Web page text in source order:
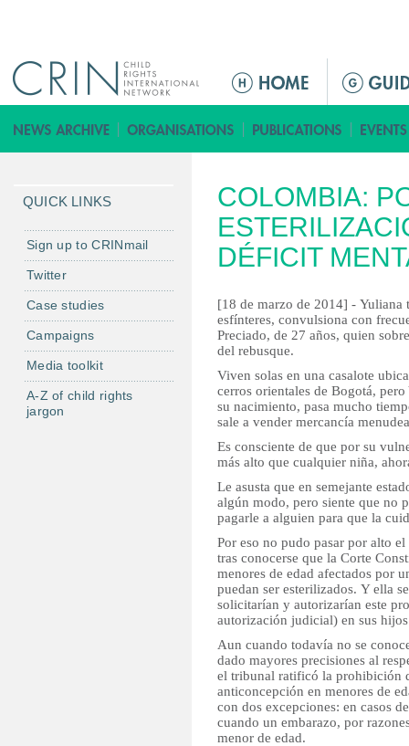
M
i
n
e
n
u
COLOMBIA:
DÉFICIT
[18 de marzo de 2014] - Yuliana
esfínteres, convulsiona con
Preciado, de 27 años, quien
del rebusque.
Viven solas en una casalote
cerros orientales de Bogotá,
su nacimiento, pasa mucho
sale a vender mercancía
Es consciente de que por su
más alto que cualquier niña,
Le asusta que en semejante
algún modo, pero siente que no
pagarle a alguien para que la
Por eso no pudo pasar por alto
tras conocerse que la Corte
menores de edad afectados por
puedan ser esterilizados. Y ella
solicitarían y autorizarían este
autorización judicial) en sus
Aun cuando todavía no se
dado mayores precisiones al
el tribunal ratificó la prohibición
anticoncepción en menores de
con dos excepciones: en casos
cuando un embarazo, por
menor de edad.
QUICK LINKS
Sign up to CRINmail
Twitter
Case studies
Campaigns
Media toolkit
A-Z of child rights
jargon